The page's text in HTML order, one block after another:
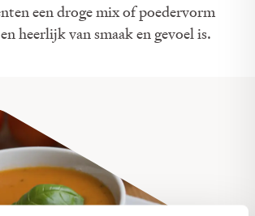
een droge mix of poedervorm
heerlijk van smaak en gevoel is.